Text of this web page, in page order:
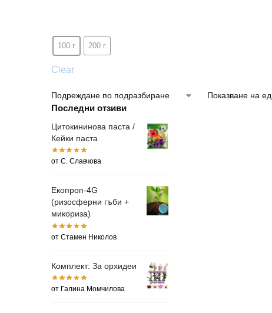
100 г 200 г
Clear
Показване на
Последни отзиви
Цитокининова паста /
Кейки паста
от С. Славчова
Екопроп-4G
(ризосферни гъби +
микориза)
от Стамен Николов
Комплект: За орхидеи
от Галина Момчилова